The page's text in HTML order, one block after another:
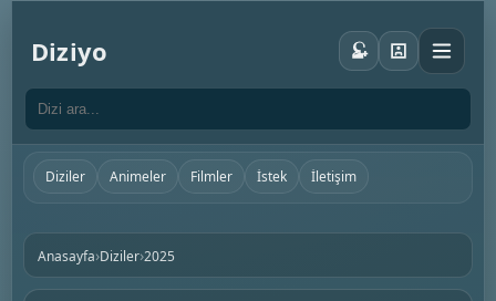
Diziyo
Diziler Animeler Filmler İstek İletişim
Anasayfa›Diziler›2025